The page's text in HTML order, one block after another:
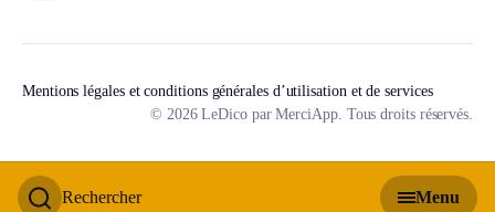
Rechercher Menu
Mentions légales et conditions générales d’utilisation et de services
© 2026 LeDico par MerciApp. Tous droits réservés.